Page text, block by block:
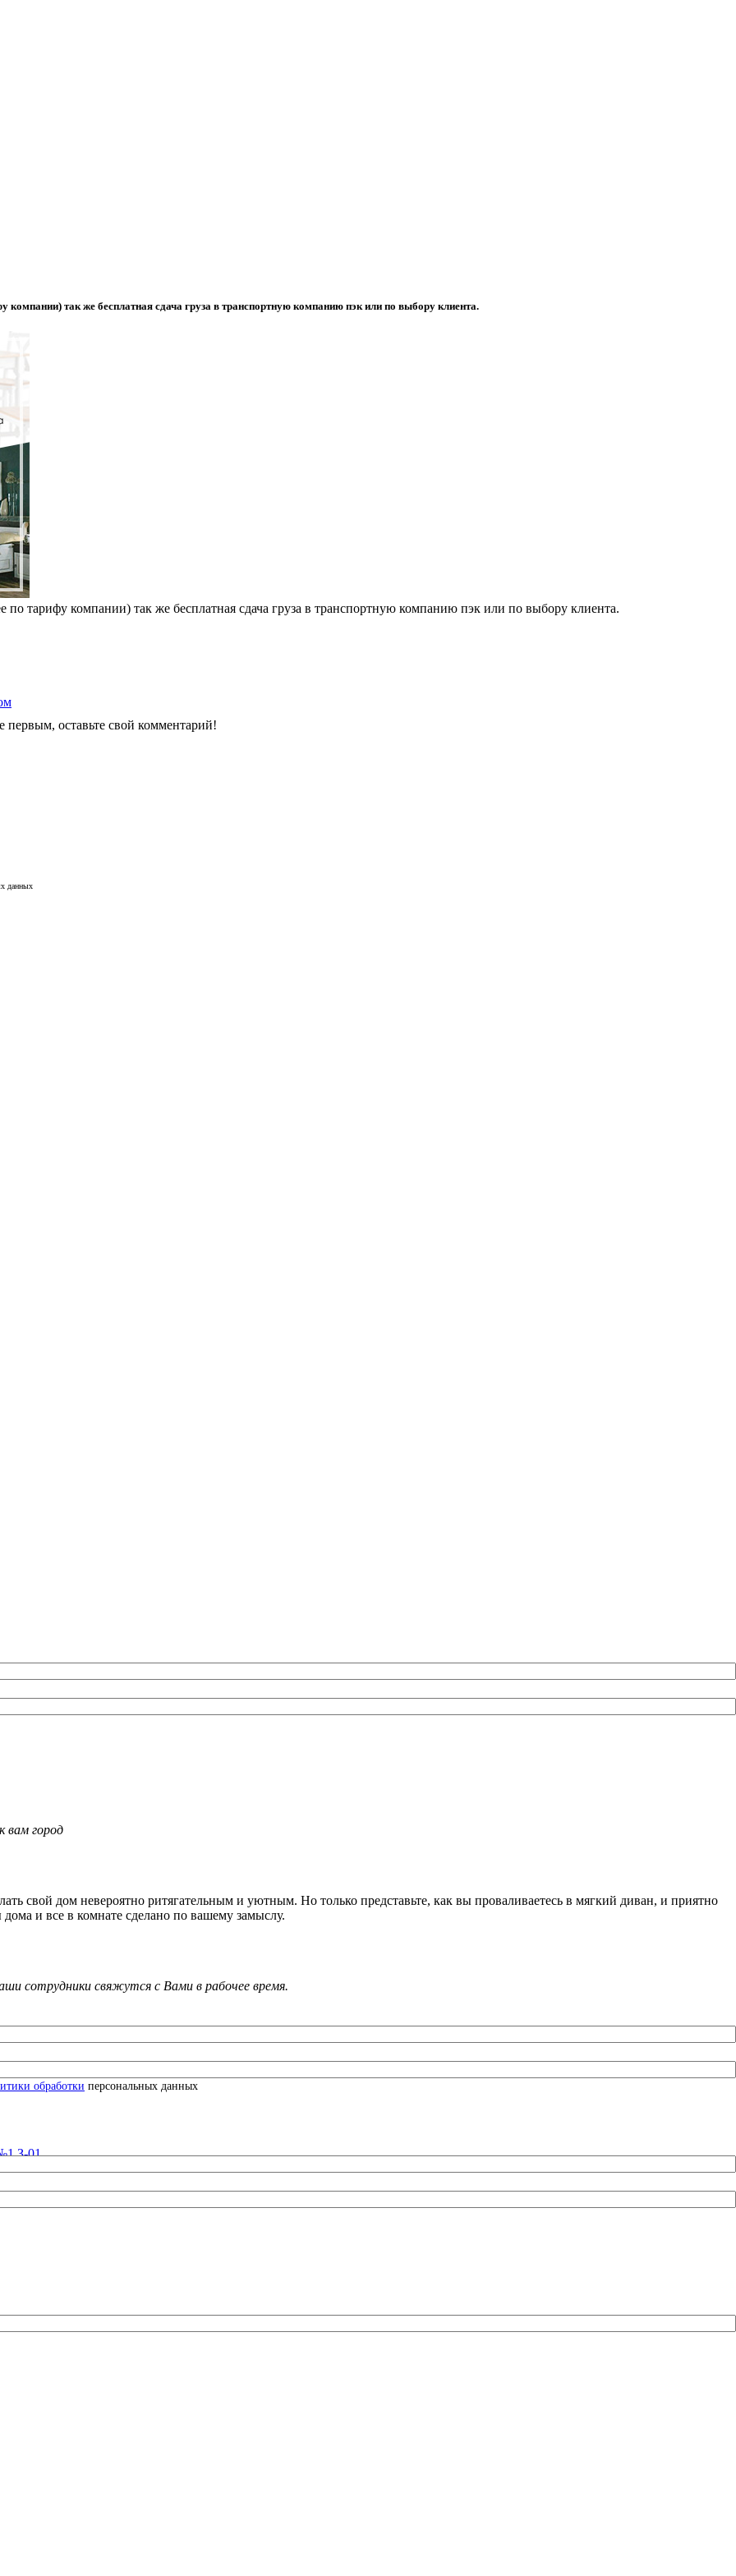
З-01
так же бесплатная сдача груза в транспортную компанию пэк или по выбору клиента.
по тарифу компании) так же бесплатная сдача груза в транспортную компанию пэк или по выбору клиента.
оставьте свой комментарий!
данных
вам город
свой дом невероятно ритягательным и уютным. Но только представьте, как вы проваливаетесь в мягкий диван, и приятно
и все в комнате сделано по вашему замыслу.
сотрудники свяжутся с Вами в рабочее время.
обработки персональных данных